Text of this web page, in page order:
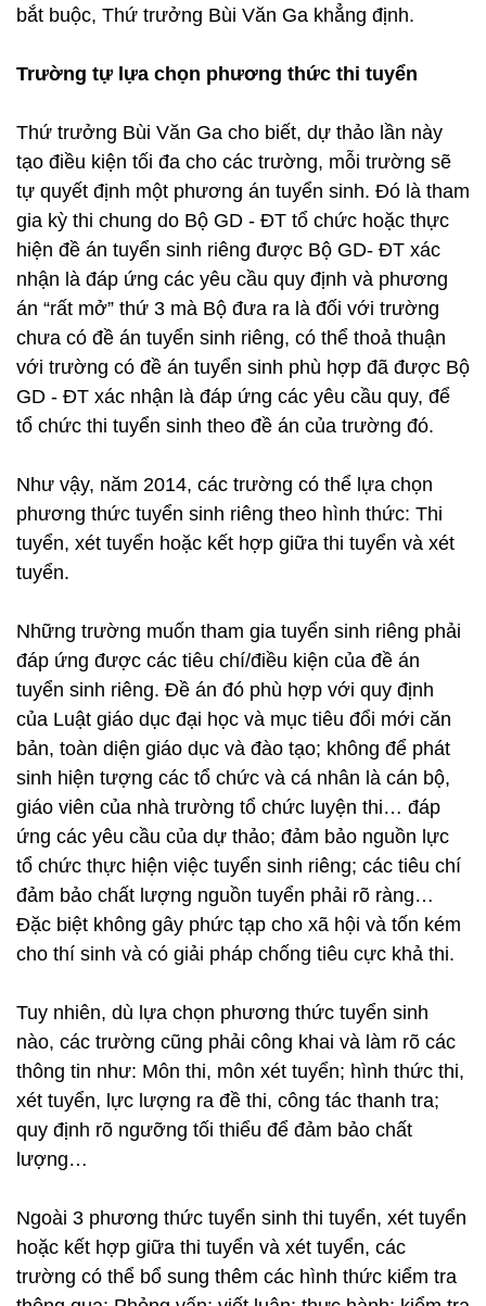
bắt buộc, Thứ trưởng Bùi Văn Ga khẳng định.
Trường tự lựa chọn phương thức thi tuyển
Thứ trưởng Bùi Văn Ga cho biết, dự thảo lần này
tạo điều kiện tối đa cho các trường, mỗi trường sẽ
tự quyết định một phương án tuyển sinh. Đó là tham
gia kỳ thi chung do Bộ GD - ĐT tổ chức hoặc thực
hiện đề án tuyển sinh riêng được Bộ GD- ĐT xác
nhận là đáp ứng các yêu cầu quy định và phương
án “rất mở” thứ 3 mà Bộ đưa ra là đối với trường
chưa có đề án tuyển sinh riêng, có thể thoả thuận
với trường có đề án tuyển sinh phù hợp đã được Bộ
GD - ĐT xác nhận là đáp ứng các yêu cầu quy, để
tổ chức thi tuyển sinh theo đề án của trường đó.
Như vậy, năm 2014, các trường có thể lựa chọn
phương thức tuyển sinh riêng theo hình thức: Thi
tuyển, xét tuyển hoặc kết hợp giữa thi tuyển và xét
tuyển.
Những trường muốn tham gia tuyển sinh riêng phải
đáp ứng được các tiêu chí/điều kiện của đề án
tuyển sinh riêng. Đề án đó phù hợp với quy định
của Luật giáo dục đại học và mục tiêu đổi mới căn
bản, toàn diện giáo dục và đào tạo; không để phát
sinh hiện tượng các tổ chức và cá nhân là cán bộ,
giáo viên của nhà trường tổ chức luyện thi… đáp
ứng các yêu cầu của dự thảo; đảm bảo nguồn lực
tổ chức thực hiện việc tuyển sinh riêng; các tiêu chí
đảm bảo chất lượng nguồn tuyển phải rõ ràng…
Đặc biệt không gây phức tạp cho xã hội và tốn kém
cho thí sinh và có giải pháp chống tiêu cực khả thi.
Tuy nhiên, dù lựa chọn phương thức tuyển sinh
nào, các trường cũng phải công khai và làm rõ các
thông tin như: Môn thi, môn xét tuyển; hình thức thi,
xét tuyển, lực lượng ra đề thi, công tác thanh tra;
quy định rõ ngưỡng tối thiểu để đảm bảo chất
lượng…
Ngoài 3 phương thức tuyển sinh thi tuyển, xét tuyển
hoặc kết hợp giữa thi tuyển và xét tuyển, các
trường có thể bổ sung thêm các hình thức kiểm tra